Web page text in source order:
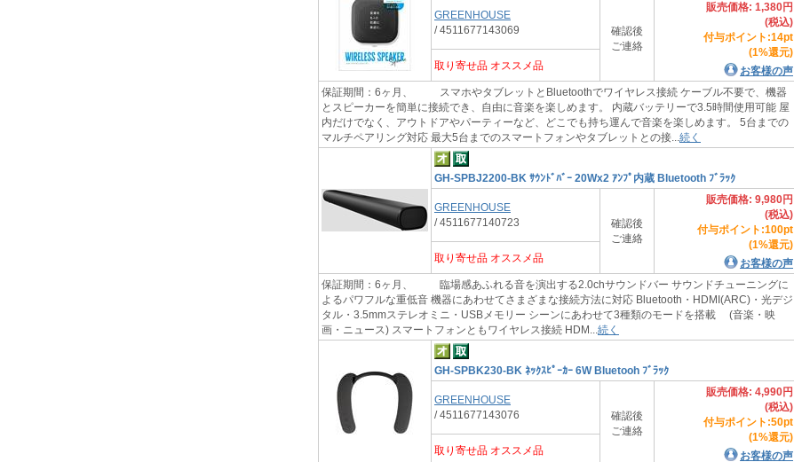
GREENHOUSE
/ 4511677143069
確認後
ご連絡
販売価格: 1,380円
(税込)
付与ポイント:14pt
(1%還元)
お客様の声
取り寄せ品 オススメ品
保証期間：6ヶ月、 スマホやタブレットとBluetoothでワイヤレス接続 ケーブル不要で、機器
とスピーカーを簡単に接続でき、自由に音楽を楽しめます。 内蔵バッテリーで3.5時間使用可能 屋
内だけでなく、アウトドアやパーティーなど、どこでも持ち運んで音楽を楽しめます。 5台までの
マルチペアリング対応 最大5台までのスマートフォンやタブレットとの接... 続く
GH-SPBJ2200-BK ｻｳﾝﾄﾞﾊﾞｰ 20Wx2 ｱﾝﾌﾟ内蔵 Bluetooth ﾌﾞﾗｯｸ
GREENHOUSE
/ 4511677140723
確認後
ご連絡
販売価格: 9,980円
(税込)
付与ポイント:100pt
(1%還元)
お客様の声
取り寄せ品 オススメ品
保証期間：6ヶ月、 臨場感あふれる音を演出する2.0chサウンドバー サウンドチューニングに
よるパワフルな重低音 機器にあわせてさまざまな接続方法に対応 Bluetooth・HDMI(ARC)・光デジ
タル・3.5mmステレオミニ・USBメモリー シーンにあわせて3種類のモードを搭載 (音楽・映
画・ニュース) スマートフォンともワイヤレス接続 HDM... 続く
GH-SPBK230-BK ﾈｯｸｽﾋﾟｰｶｰ 6W Bluetooh ﾌﾞﾗｯｸ
GREENHOUSE
/ 4511677143076
確認後
ご連絡
販売価格: 4,990円
(税込)
付与ポイント:50pt
(1%還元)
お客様の声
取り寄せ品 オススメ品